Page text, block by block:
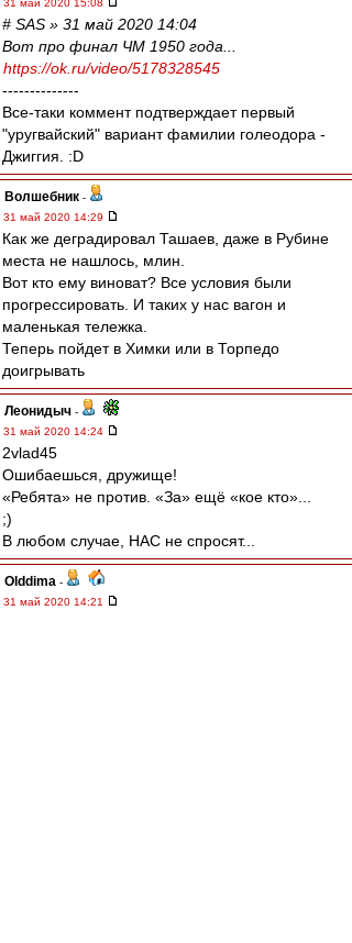
31 май 2020 15:08
# SAS » 31 май 2020 14:04
Вот про финал ЧМ 1950 года...
https://ok.ru/video/5178328545
--------------
Все-таки коммент подтверждает первый
"уругвайский" вариант фамилии голеодора -
Джиггия. :D
Волшебник -
31 май 2020 14:29
Как же деградировал Ташаев, даже в Рубине
места не нашлось, млин.
Вот кто ему виноват? Все условия были
прогрессировать. И таких у нас вагон и
маленькая тележка.
Теперь пойдет в Химки или в Торпедо
доигрывать
Леонидыч -
31 май 2020 14:24
2vlad45
Ошибаешься, дружище!
«Ребята» не против. «За» ещё «кое кто»...
;)
В любом случае, НАС не спросят...
Olddima -
31 май 2020 14:21